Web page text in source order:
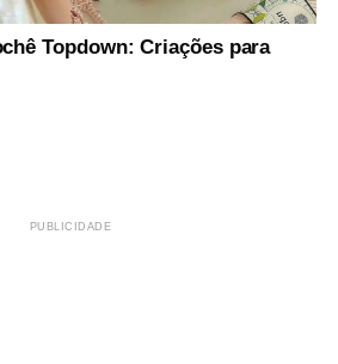
Topdown: Criações para
PUBLICIDADE